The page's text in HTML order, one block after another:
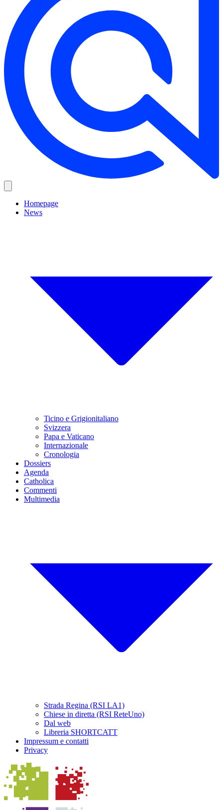
Homepage
News
Ticino e Grigionitaliano
Svizzera
Papa e Vaticano
Internazionale
Cronologia
Dossiers
Agenda
Catholica
Commenti
Multimedia
Strada Regina (RSI LA1)
Chiese in diretta (RSI ReteUno)
Dal web
Libreria SHORTCATT
Impressum e contatti
Privacy